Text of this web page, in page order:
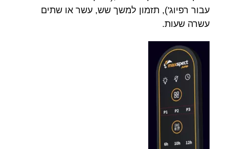
עבור רפיוג'), תזמון למשך שש, עשר או שתים
עשרה שעות.